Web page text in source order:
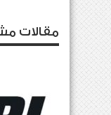
مقالات